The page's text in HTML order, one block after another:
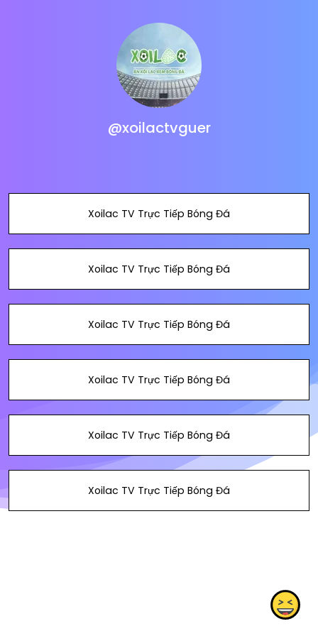
@xoilactvguer
Xoilac TV Trực Tiếp Bóng Đá
Xoilac TV Trực Tiếp Bóng Đá
Xoilac TV Trực Tiếp Bóng Đá
Xoilac TV Trực Tiếp Bóng Đá
Xoilac TV Trực Tiếp Bóng Đá
Xoilac TV Trực Tiếp Bóng Đá